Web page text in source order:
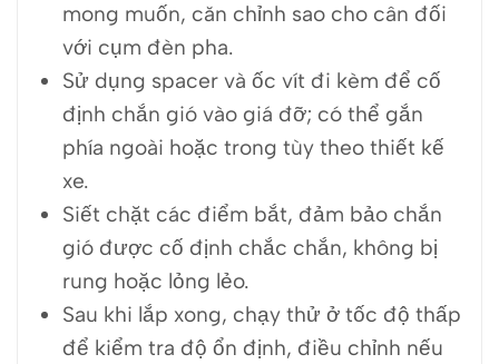
mong muốn, căn chỉnh sao cho cân đối
với cụm đèn pha.
Sử dụng spacer và ốc vít đi kèm để cố
định chắn gió vào giá đỡ; có thể gắn
phía ngoài hoặc trong tùy theo thiết kế
xe.
Siết chặt các điểm bắt, đảm bảo chắn
gió được cố định chắc chắn, không bị
rung hoặc lỏng lẻo.
Sau khi lắp xong, chạy thử ở tốc độ thấp
để kiểm tra độ ổn định, điều chỉnh nếu